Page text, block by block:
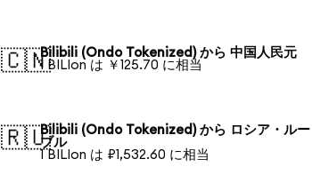
🇨🇳Bilibili (Ondo Tokenized) から 中国人民元
1 BILIon は ￥125.70 に相当
🇷🇺Bilibili (Ondo Tokenized) から ロシア・ルー
ブル
1 BILIon は ₽1,532.60 に相当